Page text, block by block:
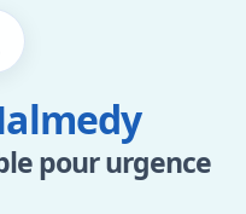
pour urgence